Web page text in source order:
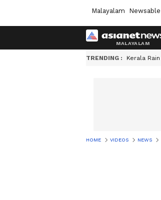
Malayalam Newsable
TRENDING : Kerala Rain
HOME VIDEOS NEWS